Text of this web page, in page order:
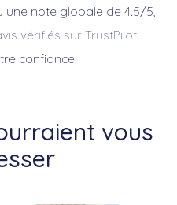
une note globale de 4.5/5,
vérifiés sur TrustPilot
confiance !
vous